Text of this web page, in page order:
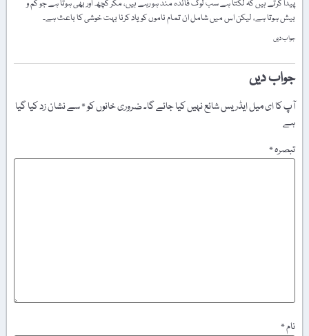
پیدا کرتے ہیں کہ لگتا ہے سب لوگ فائدہ مند ہو رہے ہیں، مگر کچھ اور بھی ہوتا ہے جو کم و
بیش ہوتا ہے، لیکن اس میں شامل ان تمام ناموں کو یاد کرنا بہت خوشی کا باعث ہے۔
جواب دیں
جواب دیں
آپ کا ای میل ایڈریس شائع نہیں کیا جائے گا۔ضروری خانوں کو*سے نشان زد کیا گیا
ہے
تبصرہ*
نام*